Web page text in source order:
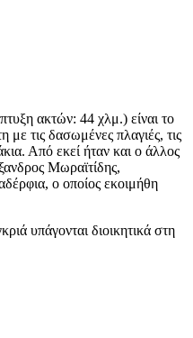
ακτών: 44 χλμ.) είναι το
τις δασωμένες πλαγιές, τις
Από εκεί ήταν και ο άλλος
Μωραϊτίδης,
ο οποίος εκοιμήθη
υπάγονται διοικητικά στη